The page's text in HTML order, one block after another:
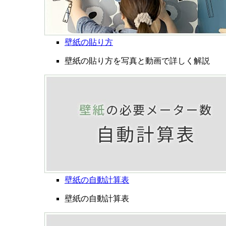
壁紙の貼り方
壁紙の貼り方を写真と動画で詳しく解説
壁紙の自動計算表
壁紙の自動計算表